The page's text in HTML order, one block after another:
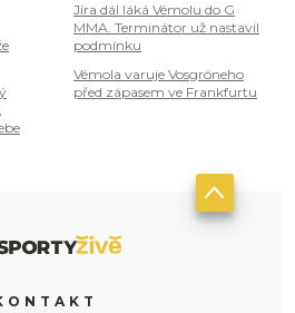
Jíra dál láká Vémolu do G
MMA. Terminátor už nastavil
podmínku
Vémola varuje Vosgröneho
před zápasem ve Frankfurtu